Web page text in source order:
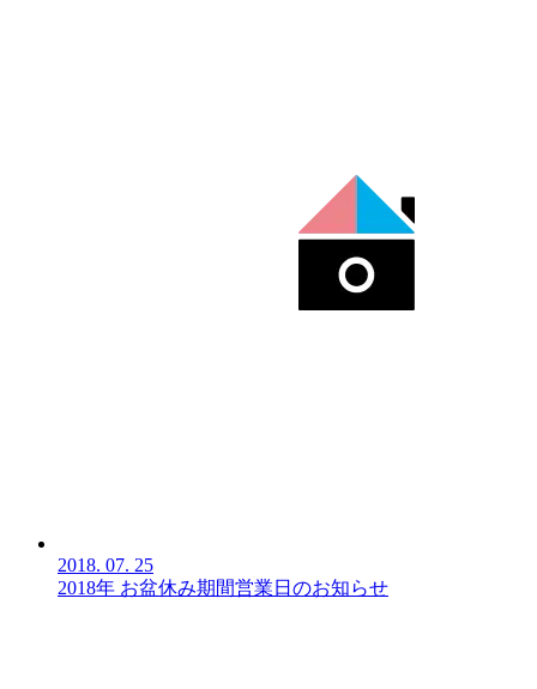
2018. 07. 25
2018年 お盆休み期間営業日のお知らせ